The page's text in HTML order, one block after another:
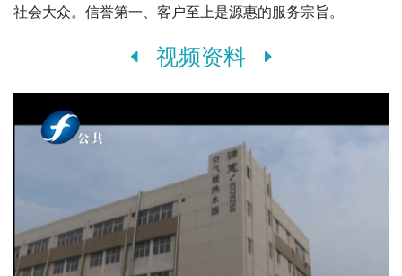
社会大众。信誉第一、客户至上是源惠的服务宗旨。
视频资料